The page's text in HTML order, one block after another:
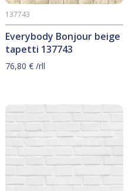
Everybody Bonjour beige
tapetti 137743
137743
76,80€ /rll